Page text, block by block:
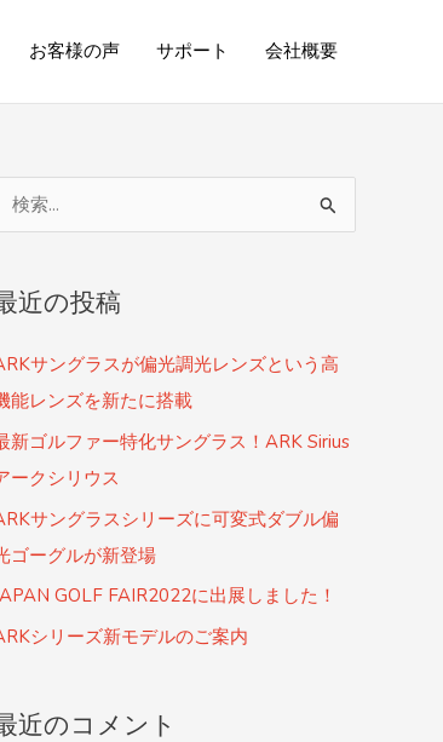
お客様の声 サポート 会社概要
近の投稿
サングラスが偏光調光レンズという高
能レンズを新たに搭載
新ゴルファー特化サングラス！ARK Sirius
ークシリウス
サングラスシリーズに可変式ダブル偏
ゴーグルが新登場
GOLF FAIR2022に出展しました！
シリーズ新モデルのご案内
近のコメント